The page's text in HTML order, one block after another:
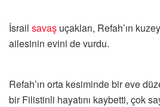
İsrail savaş uçakları, Refah’ın
ailesinin evini de vurdu.
Refah’ın orta kesiminde bir eve
bir Filistinli hayatını kaybetti, çok